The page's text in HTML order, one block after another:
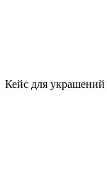
Кейс для украшений